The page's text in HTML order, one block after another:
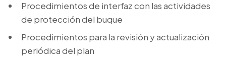
Procedimientos de interfaz con las actividades
de protección del buque
Procedimientos para la revisión y actualización
periódica del plan